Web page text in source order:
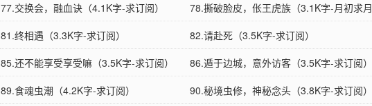
订阅）
77.交换会，融血诀（4.1K字-求订阅）
78.撕破脸皮，伥王虎族（3.1K字-月初求月
票）
81.终相遇（3.3K字-求订阅） 82.请赴死（3.5K字-求订阅）
85.还不能享受享受嘛（3.5K字-求订阅） 86.遁于边城，意外访客（3.5K字-求订阅）
89.食魂虫潮（4.2K字-求订阅） 90.秘境虫修，神秘念头（3.8K字-求订阅）